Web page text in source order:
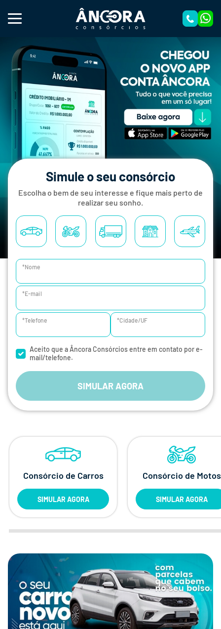
Simule o seu consórcio
Escolha o bem de seu interesse e fique mais perto de
realizar seu sonho.
*Nome
*E-mail
*Telefone *Cidade/UF
Aceito que a Âncora Consórcios entre em contato por e-
mail/telefone.
SIMULAR AGORA
Consórcio de Carros
SIMULAR AGORA
Consórcio de Motos
SIMULAR AGORA